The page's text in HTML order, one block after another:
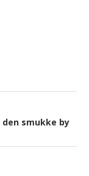
smukke by